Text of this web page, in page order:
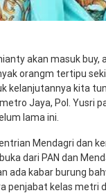
akan masuk buy,
orangm tertipu
kelanjutannya kita
Jaya, Pol. Yusri
lama ini.
Mendagri dan
dari PAN dan
ada kabar burung
penjabat kelas metri